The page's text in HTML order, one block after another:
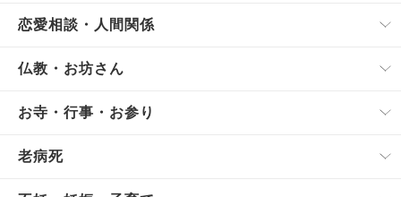
恋愛相談・人間関係
仏教・お坊さん
お寺・行事・お参り
老病死